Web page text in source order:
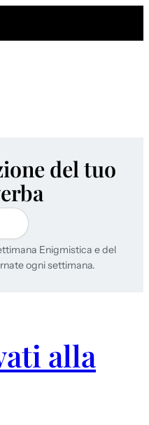
del tuo
Enigmistica e del
ogni settimana.
alla